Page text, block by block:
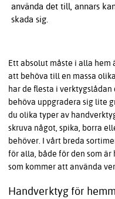
använda det till, annars
skada sig.
Ett absolut måste i alla hem
att behöva till en massa
har de flesta i
behöva uppgradera sig lite
du olika typer av
skruva något, spika, borra
behöver. I vårt breda
för alla, både för den som
som kommer att använda
Handverktyg för